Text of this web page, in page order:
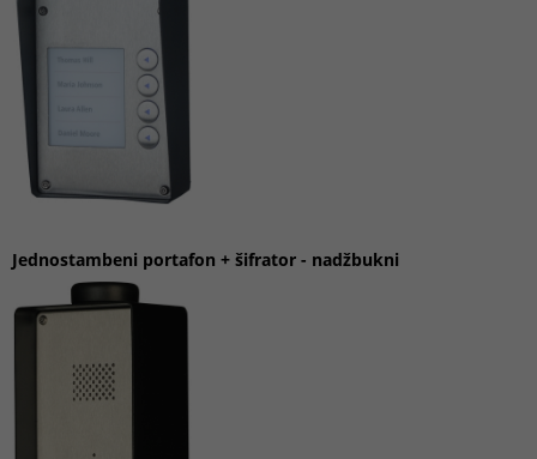
Jednostambeni portafon + šifrator - nadžbukni